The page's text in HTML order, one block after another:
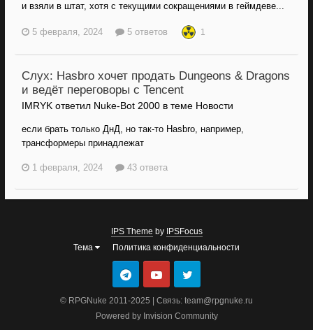
и взяли в штат, хотя с текущими сокращениями в геймдеве...
5 февраля, 2024 5 ответов 1
Слух: Hasbro хочет продать Dungeons & Dragons
и ведёт переговоры с Tencent
IMRYK ответил Nuke-Bot 2000 в теме Новости
если брать только ДнД, но так-то Hasbro, например,
трансформеры принадлежат
1 февраля, 2024 43 ответа
IPS Theme by IPSFocus
Тема
Политика конфиденциальности
© RPGNuke 2011-2025 | Связь: team@rpgnuke.ru
Powered by Invision Community